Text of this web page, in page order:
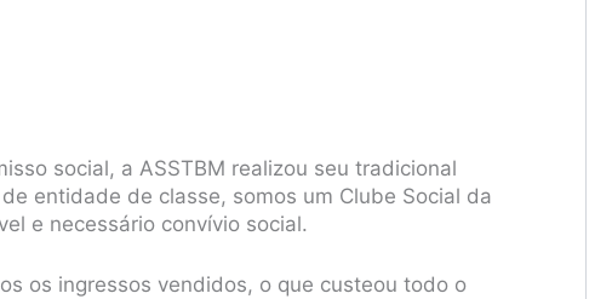
social, a ASSTBM realizou seu tradicional
entidade de classe, somos um Clube Social da
e necessário convívio social.
os ingressos vendidos, o que custeou todo o